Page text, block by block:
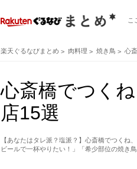
こ
楽天ぐるなびまとめ 肉料理 焼き鳥 心
心斎橋でつく
店15選
【あなたはタレ派？塩派？】心斎橋でつくね
ビールで一杯やりたい！」「希少部位の焼き